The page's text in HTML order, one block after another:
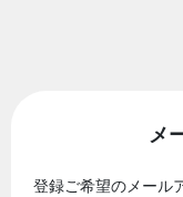
メ
登録ご希望のメール